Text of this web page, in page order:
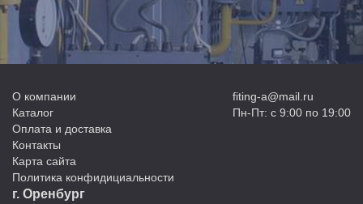
О компании
Каталог
Оплата и доставка
Контакты
Карта сайта
Политика конфидициальности
fiting-a@mail.ru
Пн-Пт: с 9:00 по 19:00
г. Оренбург